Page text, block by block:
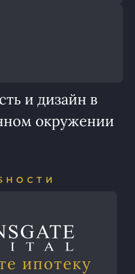
и дизайн в
окружении
ипотеку